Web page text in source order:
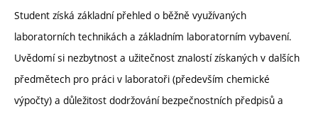
Student získá základní přehled o běžně využívaných
laboratorních technikách a základním laboratorním vybavení.
Uvědomí si nezbytnost a užitečnost znalostí získaných v dalších
předmětech pro práci v laboratoři (především chemické
výpočty) a důležitost dodržování bezpečnostních předpisů a